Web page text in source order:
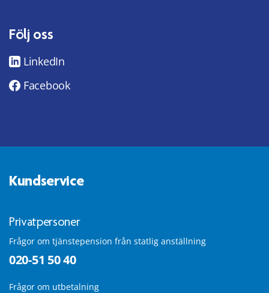
Följ oss
LinkedIn
Facebook
Kundservice
Privatpersoner
Frågor om tjänstepension från statlig anställning
020-51 50 40
Frågor om utbetalning